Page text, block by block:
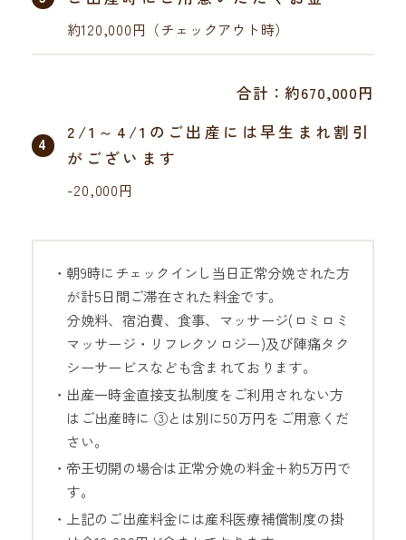
約120,000円（チェックアウト時）
合計：約670,000円
4
2/1～4/1のご出産には早生まれ割引
がございます
-20,000円
・朝9時にチェックインし当日正常分娩された方
が計5日間ご滞在された料金です。
分娩料、宿泊費、食事、マッサージ(ロミロミ
マッサージ・リフレクソロジー)及び陣痛タク
シーサービスなども含まれております。
・出産一時金直接支払制度をご利用されない方
はご出産時に ③とは別に50万円をご用意くだ
さい。
・帝王切開の場合は正常分娩の料金＋約5万円で
す。
・上記のご出産料金には産科医療補償制度の掛